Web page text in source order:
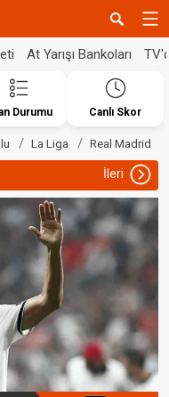
At Yarışı Bankoları
Durumu Canlı Skor
La Liga Real Madrid
İleri